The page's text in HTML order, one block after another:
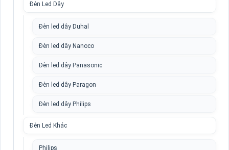
Đèn Led Dây
Đèn led dây Duhal
Đèn led dây Nanoco
Đèn led dây Panasonic
Đèn led dây Paragon
Đèn led dây Philips
Đèn Led Khác
Philips